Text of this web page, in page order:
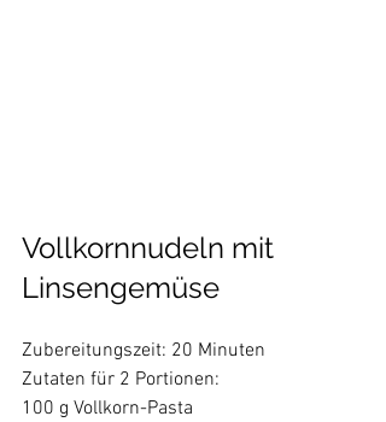
Vollkornnudeln mit
Linsengemüse
Zubereitungszeit: 20 Minuten
Zutaten für 2 Portionen:
100 g Vollkorn-Pasta